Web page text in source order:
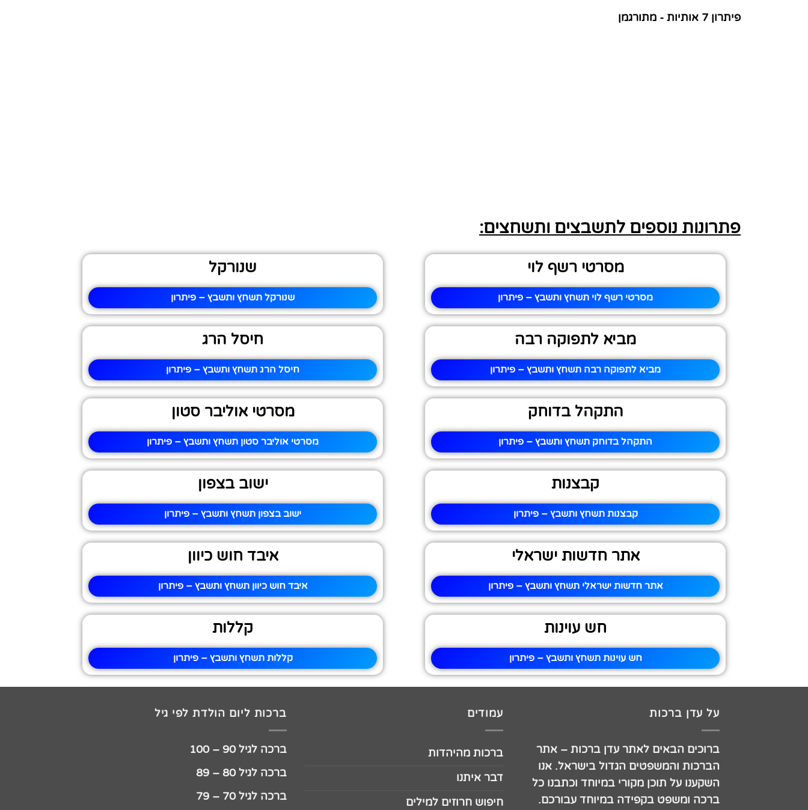
פיתרון 7 אותיות - מתורגמן
פתרונות נוספים לתשבצים ותשחצים:
מסרטי רשף לוי
מסרטי רשף לוי תשחץ ותשבץ – פיתרון
שנורקל
שנורקל תשחץ ותשבץ – פיתרון
מביא לתפוקה רבה
מביא לתפוקה רבה תשחץ ותשבץ – פיתרון
חיסל הרג
חיסל הרג תשחץ ותשבץ – פיתרון
התקהל בדוחק
התקהל בדוחק תשחץ ותשבץ – פיתרון
מסרטי אוליבר סטון
מסרטי אוליבר סטון תשחץ ותשבץ – פיתרון
קבצנות
קבצנות תשחץ ותשבץ – פיתרון
ישוב בצפון
ישוב בצפון תשחץ ותשבץ – פיתרון
אתר חדשות ישראלי
אתר חדשות ישראלי תשחץ ותשבץ – פיתרון
איבד חוש כיוון
איבד חוש כיוון תשחץ ותשבץ – פיתרון
חש עוינות
חש עוינות תשחץ ותשבץ – פיתרון
קללות
קללות תשחץ ותשבץ – פיתרון
על עדן ברכות
ברוכים הבאים לאתר עדן ברכות – אתר
הברכות והמשפטים הגדול בישראל. אנו
השקענו על תוכן מקורי במיוחד וכתבנו כל
ברכה ומשפט בקפידה במיוחד עבורכם.
עמודים
ברכות מהיהדות
דבר איתנו
חיפוש חרוזים למילים
ברכות ליום הולדת לפי גיל
ברכה לגיל 90 – 100
ברכה לגיל 80 – 89
ברכה לגיל 70 – 79